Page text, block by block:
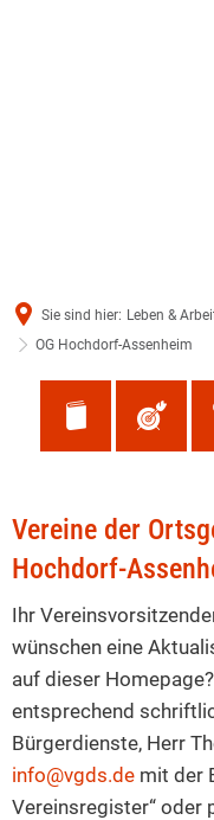
Sie sind hier: Leben &
OG Hochdorf-Assenheim
OG
Hochdorf-
Assenheim
Vereine der
Hochdorf-
Ihr
wünschen eine
auf dieser
entsprechend
Bürgerdienste, Herr
info@vgds.de mit der
Vereinsregister“ oder